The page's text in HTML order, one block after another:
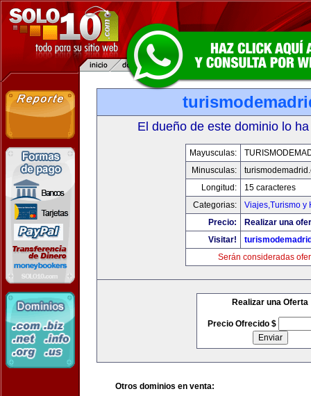
El dueño de este dominio lo
Mayusculas:
Minusculas:
Longitud:
15 caracteres
Categorias:
Viajes,Turismo y
Precio:
Realizar una
Visitar!
Serán consideradas
Realizar una Oferta
Precio Ofrecido $
Otros dominios en venta: